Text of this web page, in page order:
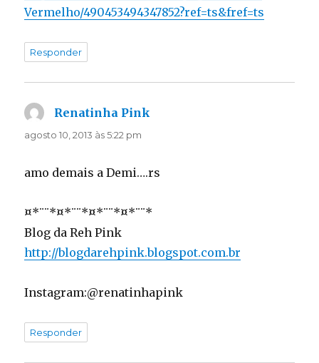
Vermelho/490453494347852?ref=ts&fref=ts
Responder
Renatinha Pink
agosto 10, 2013 às 5:22 pm
amo demais a Demi….rs
¤*¨¨*¤*¨¨*¤*¨¨*¤*¨¨*
Blog da Reh Pink
http://blogdarehpink.blogspot.com.br
Instagram:@renatinhapink
Responder